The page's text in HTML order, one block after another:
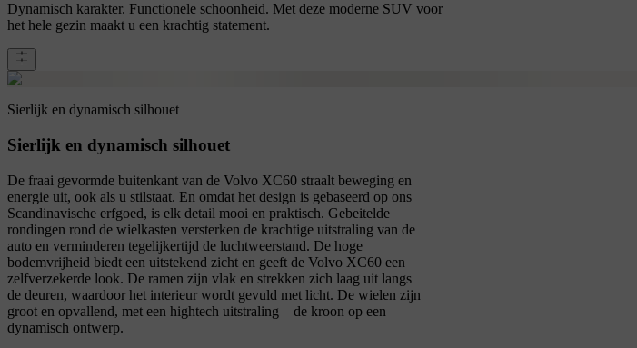
Dynamisch karakter. Functionele schoonheid. Met deze moderne SUV voor
het hele gezin maakt u een krachtig statement.
Sierlijk en dynamisch silhouet
Sierlijk en dynamisch silhouet
De fraai gevormde buitenkant van de Volvo XC60 straalt beweging en
energie uit, ook als u stilstaat. En omdat het design is gebaseerd op ons
Scandinavische erfgoed, is elk detail mooi en praktisch. Gebeitelde
rondingen rond de wielkasten versterken de krachtige uitstraling van de
auto en verminderen tegelijkertijd de luchtweerstand. De hoge
bodemvrijheid biedt een uitstekend zicht en geeft de Volvo XC60 een
zelfverzekerde look. De ramen zijn vlak en strekken zich laag uit langs
de deuren, waardoor het interieur wordt gevuld met licht. De wielen zijn
groot en opvallend, met een hightech uitstraling – de kroon op een
dynamisch ontwerp.